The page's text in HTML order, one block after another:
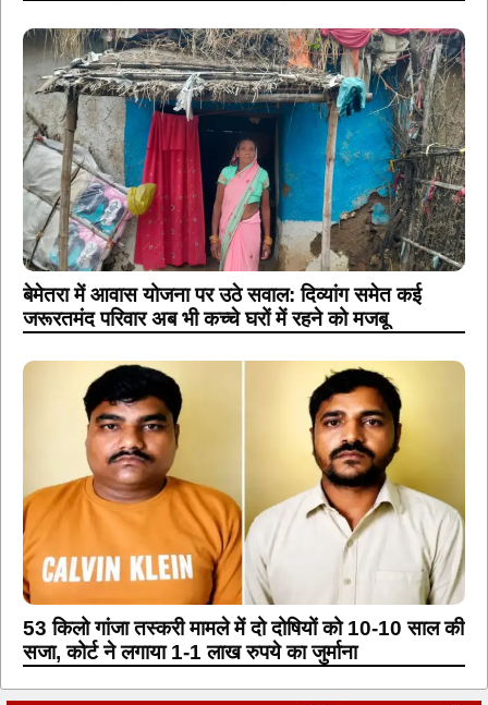
बेमेतरा में आवास योजना पर उठे सवाल: दिव्यांग समेत कई
जरूरतमंद परिवार अब भी कच्चे घरों में रहने को मजबू
53 किलो गांजा तस्करी मामले में दो दोषियों को 10-10 साल की
सजा, कोर्ट ने लगाया 1-1 लाख रुपये का जुर्माना